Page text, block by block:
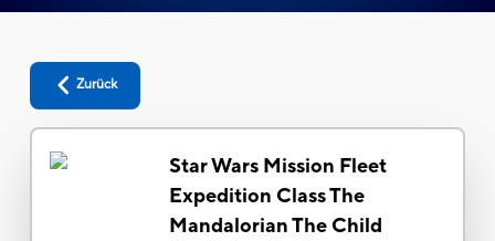
Zurück
Star Wars Mission Fleet
Expedition Class The
Mandalorian The Child